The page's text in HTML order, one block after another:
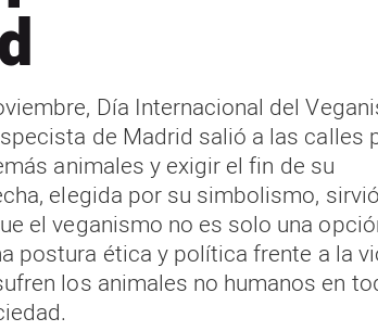
Día Internacional del
de Madrid salió a las calles
animales y exigir el fin de su
elegida por su simbolismo,
el veganismo no es solo una
postura ética y política frente a la
los animales no humanos en